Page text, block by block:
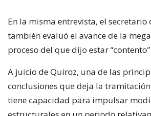
En la misma entrevista, el secretario
también evaluó el avance de la
proceso del que dijo estar “contento”.
A juicio de Quiroz, una de las
conclusiones que deja la
tiene capacidad para impulsar